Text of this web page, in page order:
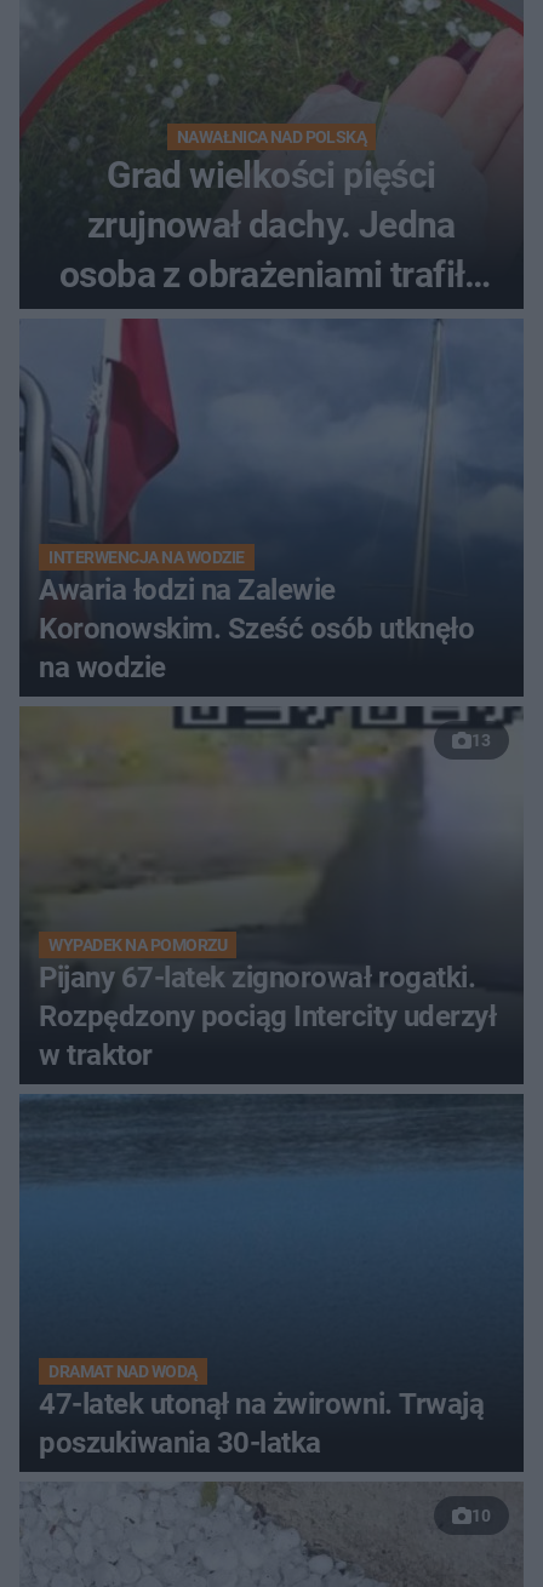
NAWAŁNICA NAD POLSKĄ
Grad wielkości pięści
zrujnował dachy. Jedna
osoba z obrażeniami trafiła
do szpitala
INTERWENCJA NA WODZIE
Awaria łodzi na Zalewie
Koronowskim. Sześć osób utknęło
na wodzie
13
WYPADEK NA POMORZU
Pijany 67-latek zignorował rogatki.
Rozpędzony pociąg Intercity uderzył
w traktor
DRAMAT NAD WODĄ
47-latek utonął na żwirowni. Trwają
poszukiwania 30-latka
10